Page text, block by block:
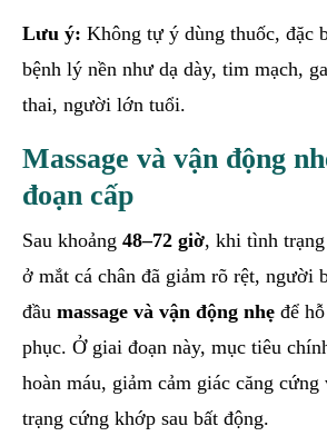
Lưu ý: Không tự ý dùng thuốc, đặc
bệnh lý nền như dạ dày, tim mạch,
thai, người lớn tuổi.
Massage và vận động
đoạn cấp
Sau khoảng 48–72 giờ, khi tình
ở mắt cá chân đã giảm rõ rệt, người
đầu massage và vận động nhẹ để
phục. Ở giai đoạn này, mục tiêu
hoàn máu, giảm cảm giác căng
trạng cứng khớp sau bất động.